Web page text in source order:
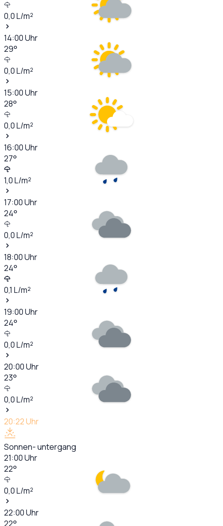
0,0L/m²
14:00Uhr
29°
0,0L/m²
15:00Uhr
28°
0,0L/m²
16:00Uhr
27°
1,0L/m²
17:00Uhr
24°
0,0L/m²
18:00Uhr
24°
0,1 L/m²
19:00Uhr
24°
0,0L/m²
20:00Uhr
23°
0,0L/m²
20:22Uhr
Sonnen- untergang
21:00Uhr
22°
0,0L/m²
22:00Uhr
22°